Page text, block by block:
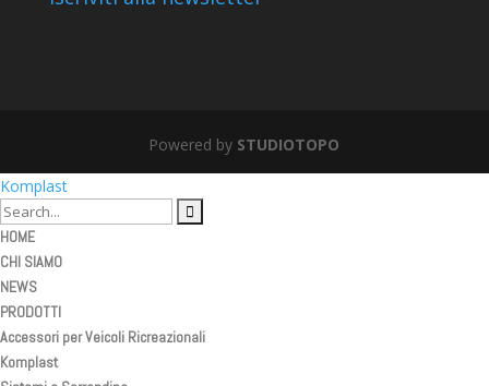
Powered by STUDIOTOPO
Komplast
HOME
CHI SIAMO
NEWS
PRODOTTI
Accessori per Veicoli Ricreazionali
Komplast